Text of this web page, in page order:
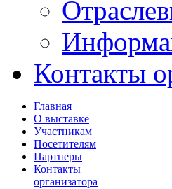
Контакты
Главная
О выставке
Участникам
Посетителям
Партнеры
Контакты
организатора